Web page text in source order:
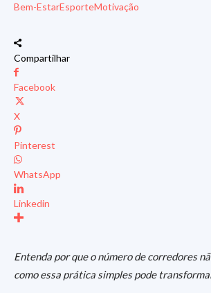
Bem-EstarEsporteMotivação
Compartilhar
Facebook
X
Pinterest
WhatsApp
Linkedin
Entenda por que o número de corredores
como essa prática simples pode